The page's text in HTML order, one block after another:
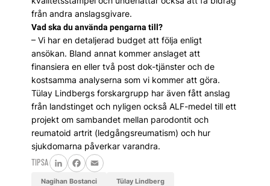
från andra anslagsgivare.
Vad ska du använda pengarna till?
– Vi har en detaljerad budget att följa enligt
ansökan. Bland annat kommer anslaget att
finansiera en eller två post dok-tjänster och de
kostsamma analyserna som vi kommer att göra.
Tülay Lindbergs forskargrupp har även fått anslag
från landstinget och nyligen också ALF-medel till ett
projekt om sambandet mellan parodontit och
reumatoid artrit (ledgångsreumatism) och hur
sjukdomarna påverkar varandra.
TIPSA
LinkedInFacebook
Email
Nagihan Bostanci Tülay Lindberg